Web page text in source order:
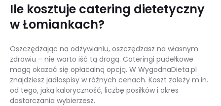
Ile kosztuje catering dietetyczny
w Łomiankach?
Oszczędzając na odżywianiu, oszczędzasz na własnym
zdrowiu – nie warto iść tą drogą. Cateringi pudełkowe
mogą okazać się opłacalną opcją. W WygodnaDieta.pl
znajdziesz jadłospisy w różnych cenach. Koszt zależy m.in.
od tego, jaką kaloryczność, liczbę posiłków i okres
dostarczania wybierzesz.